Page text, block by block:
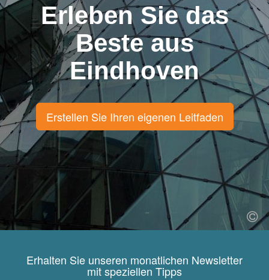
Erleben Sie das
Beste aus
Eindhoven
Erstellen Sie Ihren eigenen Leitfaden
Erhalten Sie unseren monatlichen Newsletter
mit speziellen Tipps